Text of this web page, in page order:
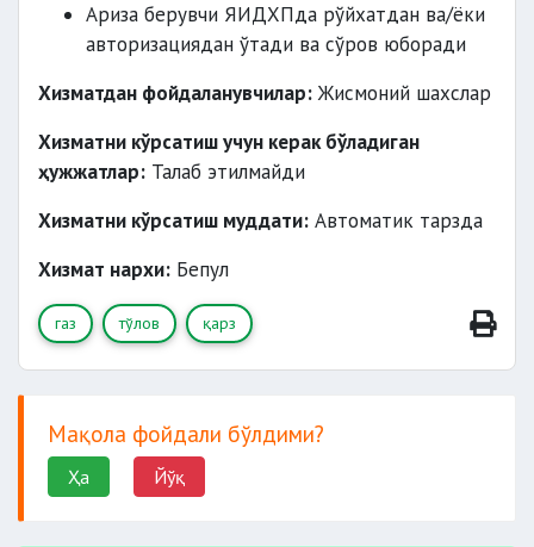
Ариза берувчи ЯИДХПда рўйхатдан ва/ёки
авторизациядан ўтади ва сўров юборади
Хизматдан фойдаланувчилар:Жисмоний шахслар
Хизматни кўрсатиш учун керак бўладиган
ҳужжатлар: Талаб этилмайди
Хизматни кўрсатиш муддати: Автоматик тарзда
Хизмат нархи: Бепул
газ тўлов қарз
Мақола фойдали бўлдими?
Ҳа Йўқ